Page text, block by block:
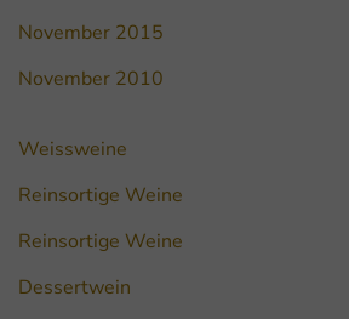
November 2015
November 2010
Weissweine
Reinsortige Weine
Reinsortige Weine
Dessertwein